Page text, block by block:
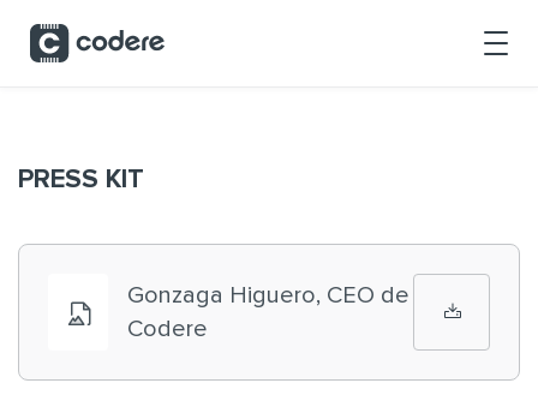
PRESS KIT
Gonzaga Higuero, CEO de
Codere